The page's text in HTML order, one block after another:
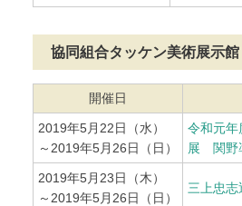
協同組合タッケン美術展示館
開催日
2019年5月22日（水）
～2019年5月26日（日）
令和元年
展 関野
2019年5月23日（木）
～2019年5月26日（日）
三上忠志